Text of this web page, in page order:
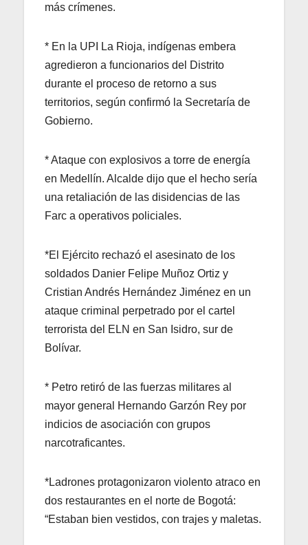
más crímenes.
* En la UPI La Rioja, indígenas embera
agredieron a funcionarios del Distrito
durante el proceso de retorno a sus
territorios, según confirmó la Secretaría de
Gobierno.
* Ataque con explosivos a torre de energía
en Medellín. Alcalde dijo que el hecho sería
una retaliación de las disidencias de las
Farc a operativos policiales.
*El Ejército rechazó el asesinato de los
soldados Danier Felipe Muñoz Ortiz y
Cristian Andrés Hernández Jiménez en un
ataque criminal perpetrado por el cartel
terrorista del ELN en San Isidro, sur de
Bolívar.
* Petro retiró de las fuerzas militares al
mayor general Hernando Garzón Rey por
indicios de asociación con grupos
narcotraficantes.
*Ladrones protagonizaron violento atraco en
dos restaurantes en el norte de Bogotá:
“Estaban bien vestidos, con trajes y maletas.